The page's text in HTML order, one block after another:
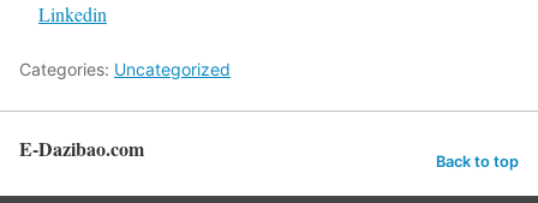
Linkedin
Categories: Uncategorized
E-Dazibao.com Back to top